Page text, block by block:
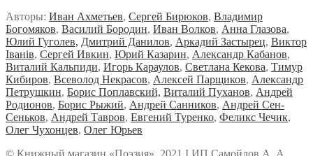
Авторы: Иван Ахметьев, Сергей Бирюков, Владимир
Богомяков, Василий Бородин, Иван Волков, Анна Глазова,
Юлий Гуголев, Дмитрий Данилов, Аркадий Застырец, Виктор
Iванiв, Сергей Ивкин, Юрий Казарин, Александр Кабанов,
Виталий Кальпиди, Игорь Караулов, Светлана Кекова, Тимур
Кибиров, Всеволод Некрасов, Алексей Парщиков, Александр
Петрушкин, Борис Поплавский, Виталий Пуханов, Андрей
Родионов, Борис Рыжий, Андрей Санников, Андрей Сен-
Сеньков, Андрей Тавров, Евгений Туренко, Феликс Чечик,
Олег Чухонцев, Олег Юрьев
© Книжный магазин «Поэзия», 2021 Ι ИП Самойлов А. А.,